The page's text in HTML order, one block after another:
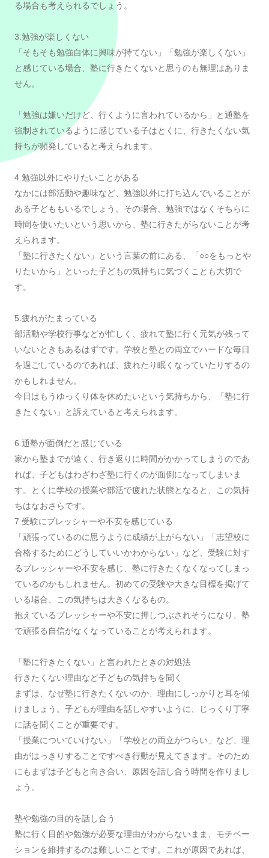
る場合も考えられるでしょう。
3.勉強が楽しくない
「そもそも勉強自体に興味が持てない」「勉強が楽しくない」
と感じている場合、塾に行きたくないと思うのも無理はありま
せん。
「勉強は嫌いだけど、行くように言われているから」と通塾を
強制されているように感じている子はとくに、行きたくない気
持ちが頻発していると考えられます。
4.勉強以外にやりたいことがある
なかには部活動や趣味など、勉強以外に打ち込んでいることが
ある子どももいるでしょう。その場合、勉強ではなくそちらに
時間を使いたいという思いから、塾に行きたがらないことが考
えられます。
「塾に行きたくない」という言葉の前にある、「○○をもっとや
りたいから」といった子どもの気持ちに気づくことも大切で
す。
5.疲れがたまっている
部活動や学校行事などが忙しく、疲れて塾に行く元気が残って
いないときもあるはずです。学校と塾との両立でハードな毎日
を過ごしているのであれば、疲れたり眠くなっていたりするの
かもしれません。
今日はもうゆっくり体を休めたいという気持ちから、「塾に行
きたくない」と訴えていると考えられます。
6.通塾が面倒だと感じている
家から塾までが遠く、行き返りに時間がかかってしまうのであ
れば、子どもはわざわざ塾に行くのが面倒になってしまいま
す。とくに学校の授業や部活で疲れた状態となると、この気持
ちはなおさらです。
7.受験にプレッシャーや不安を感じている
「頑張っているのに思うように成績が上がらない」「志望校に
合格するためにどうしていいかわからない」など、受験に対す
るプレッシャーや不安を感じ、塾に行きたくなくなってしまっ
ているのかもしれません。初めての受験や大きな目標を掲げて
いる場合、この気持ちは大きくなるもの。
抱えているプレッシャーや不安に押しつぶされそうになり、塾
で頑張る自信がなくなっていることが考えられます。
「塾に行きたくない」と言われたときの対処法
行きたくない理由など子どもの気持ちを聞く
まずは、なぜ塾に行きたくないのか、理由にしっかりと耳を傾
けましょう。子どもが理由を話しやすいように、じっくり丁寧
に話を聞くことが重要です。
「授業についていけない」「学校との両立がつらい」など、理
由がはっきりすることですべき行動が見えてきます。そのため
にもまずは子どもと向き合い、原因を話し合う時間を作りまし
ょう。
塾や勉強の目的を話し合う
塾に行く目的や勉強が必要な理由がわからないまま、モチベー
ションを維持するのは難しいことです。これが原因であれば、